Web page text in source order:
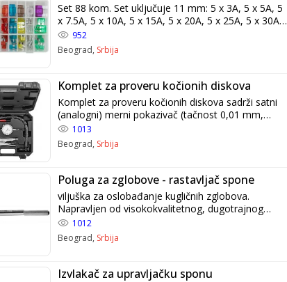
Set 88 kom. Set uključuje 11 mm: 5 x 3A, 5 x 5A, 5
x 7.5A, 5 x 10A, 5 x 15A, 5 x 20A, 5 x 25A, 5 x 30A
, 19 mm: 5 x 3A, 5 x 5A, 5 x 7.5A, 5 x 10A, 5 x 15A,
5 x 20A, 5 x 25A, 5 x 30A , 29 mm: 1 x 20A, 1 x
30A, 1 x 40A, 1 x 50A, 1 x 60A, 1 x 70A, 1 x 80A, 1
, 29 mm Materijal kućišta Polikarbonat Težina
0.28 kg
952
Beograd, Srbija
Komplet za proveru kočionih diskova
Komplet za proveru kočionih diskova sadrži satni
(analogni) merni pokazivač (tačnost 0,01 mm,
domet 10 mm), fleksibilnu ruku sa vijkom za
zaključavanje i stegu za fiksiranje (smrt klešta).
1013
Beograd, Srbija
Poluga za zglobove - rastavljač spone
viljuška za oslobađanje kugličnih zglobova.
Napravljen od visokokvalitetnog, dugotrajnog
čelika. Ima izrezbaren (hrapav) rukohvat da ne bi
iskliznula iz ruke
1012
Beograd, Srbija
Izvlakač za upravljačku sponu